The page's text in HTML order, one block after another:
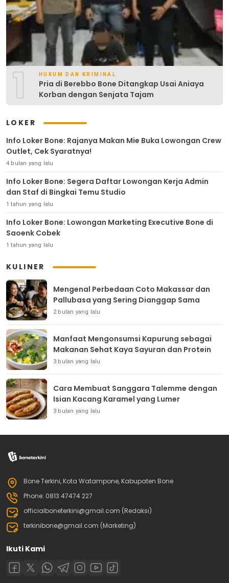
1 HUKUM DAN KRIMINAL
Pria di Berebbo Bone Ditangkap Usai Aniaya
Korban dengan Senjata Tajam
LOKER
Info Loker Bone: Rajanya Makan Mie Buka Lowongan Crew
Outlet, Cek Syaratnya!
4 bulan yang lalu
Info Loker Bone: Segera Daftar Lowongan Kerja Admin
dan Staf di Bingkai Temu Studio
1 tahun yang lalu
Info Loker Bone: Lowongan Marketing Executive Bone di
Saoenk Cobek
1 tahun yang lalu
KULINER
Mengenal Perbedaan Coto Makassar dan
Pallubasa yang Sering Dianggap Sama
2 bulan yang lalu
Manfaat Mengonsumsi Kapurung sebagai
Makanan Sehat Kaya Sayuran dan Protein
3 bulan yang lalu
Cara Membuat Sanggara Talemme dengan
Isian Kacang Karamel yang Lumer
3 bulan yang lalu
Bone Terkini, Kota Watampone, Kabupaten Bone
Phone: 0813 47474 227
officialboneterkini@gmail.com (Redaksi)
terkinibone@gmail.com (Marketing)
Ikuti Kami